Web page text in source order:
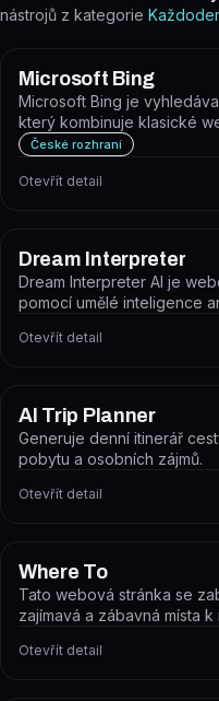
nástrojů z kategorie
Microsoft Bing
Microsoft Bing je
který kombinuje klasické
České rozhraní
Otevřít detail
Dream Interpreter
Dream Interpreter AI je
pomocí umělé inteligence
Otevřít detail
AI Trip Planner
Generuje denní itinerář
pobytu a osobních zájmů.
Otevřít detail
Where To
Tato webová stránka se
zajímavá a zábavná místa k
Otevřít detail